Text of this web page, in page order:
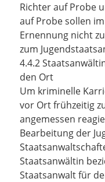
Richter auf Probe
auf Probe sollen
Ernennung nicht
zum
4.4.2
den Ort
Um kriminelle
vor Ort frühzeitig
angemessen
Bearbeitung der
Staatsanwältin
Staatsanwalt für